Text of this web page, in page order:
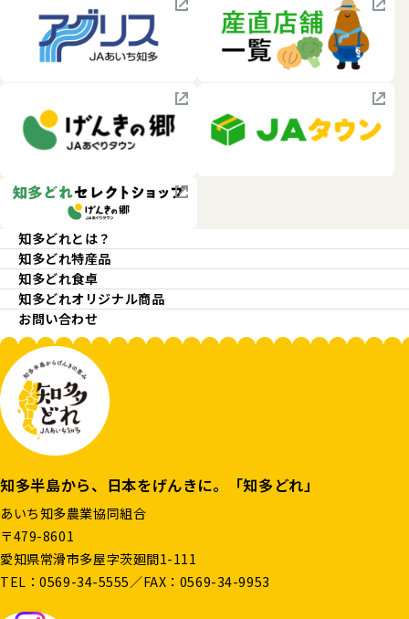
知多どれとは？
知多どれ特産品
知多どれ食卓
知多どれオリジナル商品
お問い合わせ
知多半島から、日本をげんきに。「知多どれ」
あいち知多農業協同組合
〒479-8601
愛知県常滑市多屋字茨廻間1-111
TEL：0569-34-5555／FAX：0569-34-9953